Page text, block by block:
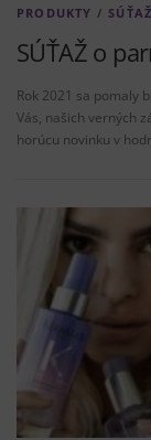
PRODUKTY /
SÚŤAŽ o
Rok 2021 sa pomaly
Vás, našich verných
horúcu novinku v